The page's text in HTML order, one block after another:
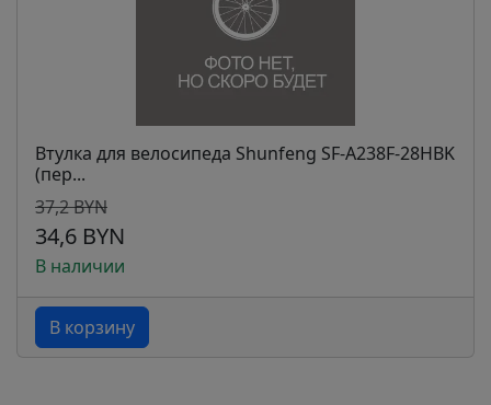
Втулка для велосипеда Shunfeng SF-A238F-28HBK
(пер...
37,2 BYN
34,6 BYN
В наличии
В корзину